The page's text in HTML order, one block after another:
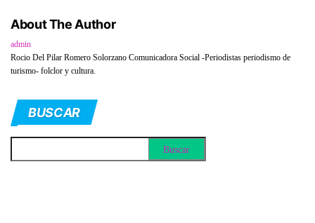
About The Author
admin
Rocio Del Pilar Romero Solorzano Comunicadora Social -Periodistas periodismo de
turismo- folclor y cultura.
BUSCAR